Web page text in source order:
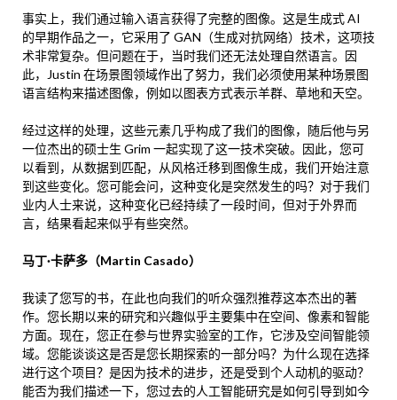
事实上，我们通过输入语言获得了完整的图像。这是生成式 AI
的早期作品之一，它采用了 GAN（生成对抗网络）技术，这项技
术非常复杂。但问题在于，当时我们还无法处理自然语言。因
此，Justin 在场景图领域作出了努力，我们必须使用某种场景图
语言结构来描述图像，例如以图表方式表示羊群、草地和天空。
经过这样的处理，这些元素几乎构成了我们的图像，随后他与另
一位杰出的硕士生 Grim 一起实现了这一技术突破。因此，您可
以看到，从数据到匹配，从风格迁移到图像生成，我们开始注意
到这些变化。您可能会问，这种变化是突然发生的吗？对于我们
业内人士来说，这种变化已经持续了一段时间，但对于外界而
言，结果看起来似乎有些突然。
马丁·卡萨多（Martin Casado）
我读了您写的书，在此也向我们的听众强烈推荐这本杰出的著
作。您长期以来的研究和兴趣似乎主要集中在空间、像素和智能
方面。现在，您正在参与世界实验室的工作，它涉及空间智能领
域。您能谈谈这是否是您长期探索的一部分吗？为什么现在选择
进行这个项目？是因为技术的进步，还是受到个人动机的驱动？
能否为我们描述一下，您过去的人工智能研究是如何引导到如今